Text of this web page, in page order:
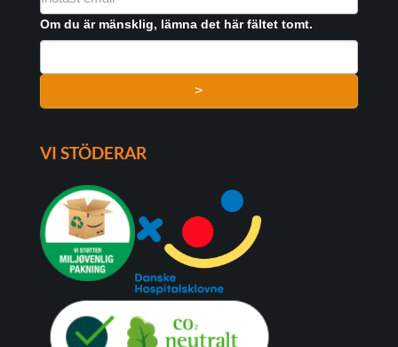
FORMULAR
Om du är mänsklig, lämna det här fältet tomt.
>
VI STÖDERAR